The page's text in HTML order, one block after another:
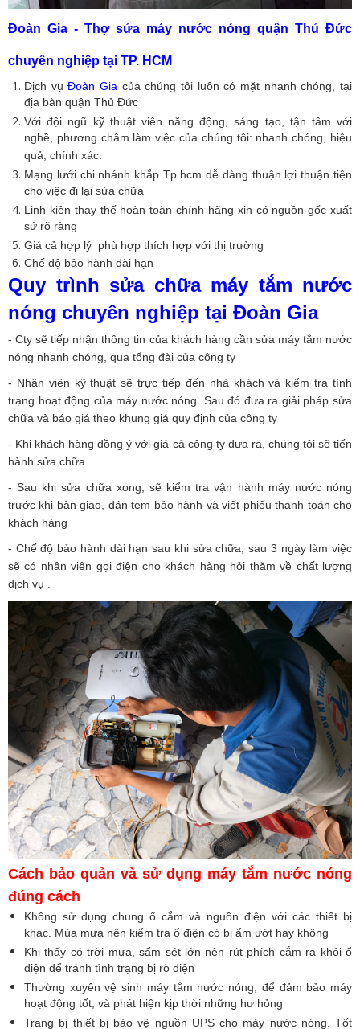
Đoàn Gia - Thợ sửa máy nước nóng quận Thủ Đức
chuyên nghiệp tại TP. HCM
Dịch vụĐoàn Gia của chúng tôi luôn có mặt nhanh chóng, tại
địa bàn quận Thủ Đức
Với đội ngũ kỹ thuật viên năng động, sáng tạo, tận tâm với
nghề, phương châm làm việc của chúng tôi: nhanh chóng, hiệu
quả, chính xác.
Mạng lưới chi nhánh khắp Tp.hcm dễ dàng thuận lợi thuận tiện
cho việc đi lại sửa chữa
Linh kiện thay thế hoàn toàn chính hãng xịn có nguồn gốc xuất
sứ rõ ràng
Giá cả hợp lý phù hợp thích hợp với thị trường
Chế độ bảo hành dài hạn
Quy trình sửa chữa máy tắm nước
nóng chuyên nghiệp tại Đoàn Gia
- Cty sẽ tiếp nhận thông tin của khách hàng cần sửa máy tắm nước
nóng nhanh chóng, qua tổng đài của công ty
- Nhân viên kỹ thuật sẽ trực tiếp đến nhà khách và kiểm tra tình
trạng hoạt động của máy nước nóng. Sau đó đưa ra giải pháp sửa
chữa và báo giá theo khung giá quy định của công ty
- Khi khách hàng đồng ý với giá cả công ty đưa ra, chúng tôi sẽ tiến
hành sửa chữa.
- Sau khi sửa chữa xong, sẽ kiểm tra vận hành máy nước nóng
trước khi bàn giao, dán tem bảo hành và viết phiếu thanh toán cho
khách hàng
- Chế độ bảo hành dài hạn sau khi sửa chữa, sau 3 ngày làm việc
sẽ có nhân viên gọi điện cho khách hàng hỏi thăm về chất lượng
dịch vụ .
Cách bảo quản và sử dụng máy tắm nước nóng
đúng cách
Không sử dụng chung ổ cắm và nguồn điện với các thiết bị
khác. Mùa mưa nên kiểm tra ổ điện có bị ẩm ướt hay không
Khi thấy có trời mưa, sấm sét lớn nên rút phích cắm ra khỏi ổ
điện để tránh tình trạng bị rò điện
Thường xuyên vệ sinh máy tắm nước nóng, để đảm bảo máy
hoạt động tốt, và phát hiện kịp thời những hư hỏng
Trang bị thiết bị bảo vệ nguồn UPS cho máy nước nóng. Tốt